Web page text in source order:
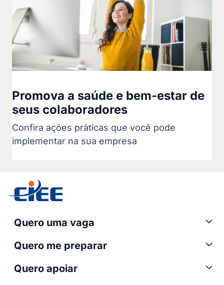
Promova a saúde e bem-estar de
seus colaboradores
Confira ações práticas que você pode
implementar na sua empresa
Quero uma vaga
Quero me preparar
Quero apoiar